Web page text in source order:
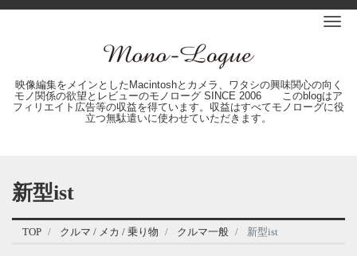
映像編集をメインとしたMacintoshとカメラ、ワタシの興味関心の向く
モノ関係の欲望とレビューのモノローグ SINCE 2006 このblogはア
フィリエイト広告等の収益を得ています。収益はすべてモノローグに役
立つ無駄遣いに使わせていただきます。
新型ist
TOP クルマ / メカ / 乗り物 クルマ一般 新型ist